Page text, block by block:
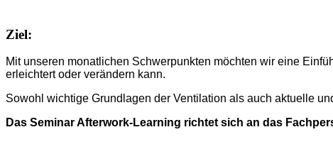
Ziel:
Mit unseren monatlichen Schwerpunkten möchten wir eine
erleichtert oder verändern kann.
Sowohl wichtige Grundlagen der Ventilation als auch aktuelle
Das Seminar Afterwork-Learning richtet sich an das